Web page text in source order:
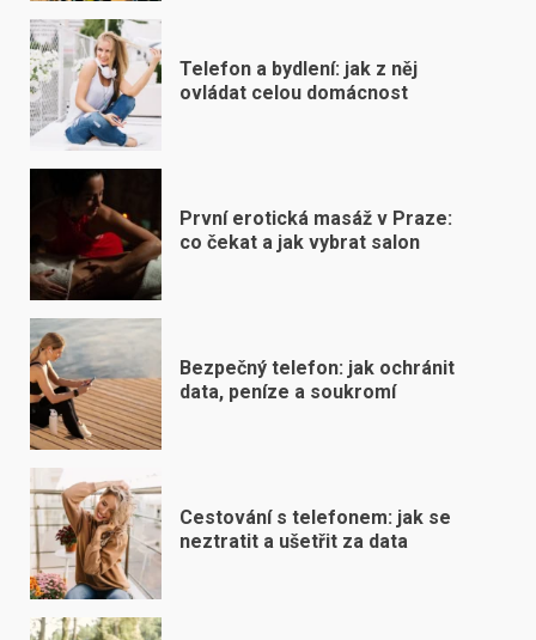
Telefon a bydlení: jak z něj
ovládat celou domácnost
První erotická masáž v Praze:
co čekat a jak vybrat salon
Bezpečný telefon: jak ochránit
data, peníze a soukromí
Cestování s telefonem: jak se
neztratit a ušetřit za data